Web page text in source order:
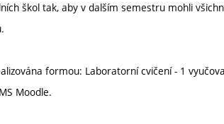
škol tak, aby v dalším semestru mohli
formou: Laboratorní cvičení - 1
Moodle.